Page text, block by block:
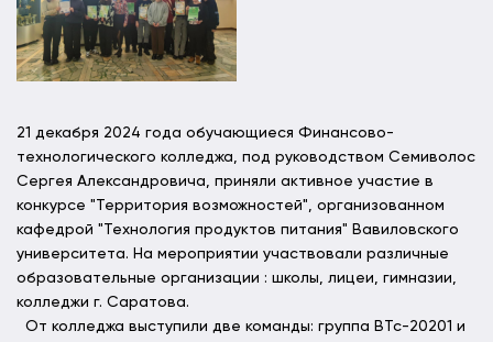
21 декабря 2024 года обучающиеся Финансово-
технологического колледжа, под руководством Семиволос
Сергея Александровича, приняли активное участие в
конкурсе "Территория возможностей", организованном
кафедрой "Технология продуктов питания" Вавиловского
университета. На мероприятии участвовали различные
образовательные организации : школы, лицеи, гимназии,
колледжи г. Саратова.
От колледжа выступили две команды: группа ВТс-20201 и